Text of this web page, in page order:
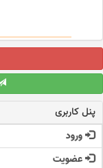
پنل کاربری
ورود
عضویت